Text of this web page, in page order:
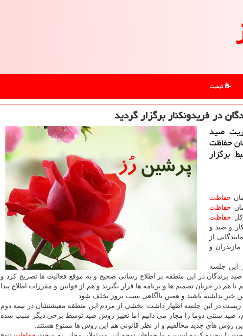
کیفیت
در فریدونكنار برگزار گردید
صید
حفاظت
برگزار
حفاظت
حفاظت
حفاظت
و صید و
از
و
این جلسه
پرندگان در این منطقه بر اطلاع رسانی صحیح و به موقع فعالیت ها تصریح كرد و
هم در جریان تصمیم ها و برنامه ها قرار بگیرند و هم از قوانین و مقررات اطلاع پیدا
خبر نداشته باشند و همین ناآگاهی سبب بروز تخلف شود.
در این جلسه اظهار داشت: بخشی از مردم این منطقه معیشتشان در نیمه دوم
صید سنتی دوما را مجاز می دانیم اما تغییر روش صید توسط برخی دیگر سبب شده
روش های جدید مخالفیم و از نظر قانونی هم این روش ها ممنوع هستند.